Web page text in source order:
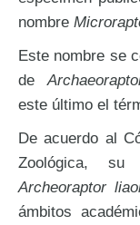
nombre
Este nombre se
de
este último el
De acuerdo al
Zoológica, su
Archeoraptor
ámbitos